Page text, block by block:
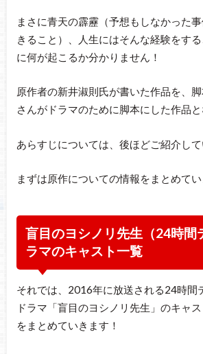
まさに青天の霹靂（予想もしなかった
きること）、人生にはそんな経験をす
に何が起こるか分かりません！
原作者の新井淑則氏が書いた作品を、
さんがドラマのために脚本にした作品と
あらすじについては、後ほどご紹介して
まずは原作についての情報をまとめてい
盲目のヨシノリ先生（24時間
ラマのキャスト一覧
それでは、2016年に放送される24時間
ドラマ「盲目のヨシノリ先生」のキャ
をまとめていきます！